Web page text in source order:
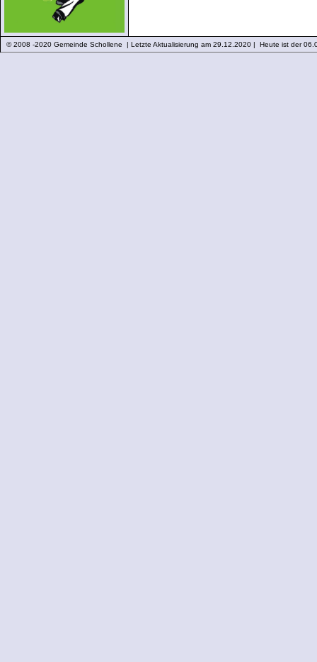
© 2008 -2020 Gemeinde Schollene | Letzte Aktualisierung am 29.12.2020 | Heute ist der